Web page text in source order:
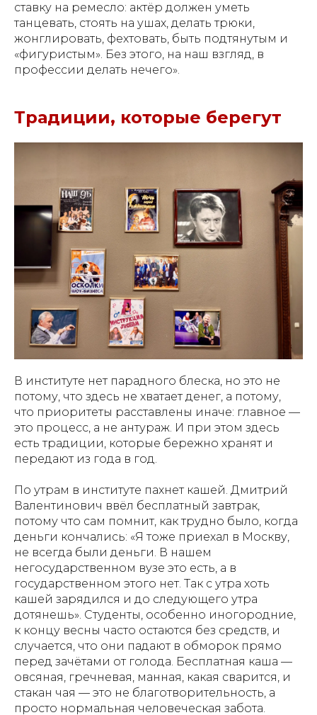
ставку на ремесло: актёр должен уметь
танцевать, стоять на ушах, делать трюки,
жонглировать, фехтовать, быть подтянутым и
«фигуристым». Без этого, на наш взгляд, в
профессии делать нечего».
Традиции, которые берегут
В институте нет парадного блеска, но это не
потому, что здесь не хватает денег, а потому,
что приоритеты расставлены иначе: главное —
это процесс, а не антураж. И при этом здесь
есть традиции, которые бережно хранят и
передают из года в год.
По утрам в институте пахнет кашей. Дмитрий
Валентинович ввёл бесплатный завтрак,
потому что сам помнит, как трудно было, когда
деньги кончались: «Я тоже приехал в Москву,
не всегда были деньги. В нашем
негосударственном вузе это есть, а в
государственном этого нет. Так с утра хоть
кашей зарядился и до следующего утра
дотянешь». Студенты, особенно иногородние,
к концу весны часто остаются без средств, и
случается, что они падают в обморок прямо
перед зачётами от голода. Бесплатная каша —
овсяная, гречневая, манная, какая сварится, и
стакан чая — это не благотворительность, а
просто нормальная человеческая забота.